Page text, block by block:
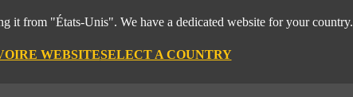
it from "États-Unis". We have a dedicated website for your country.
WEBSITESELECT A COUNTRY